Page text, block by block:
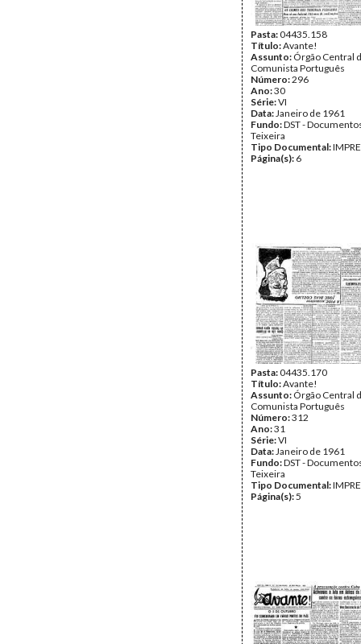
Pasta:04435.158
Título:Avante!
Assunto: Órgão Central
Comunista Português
Número:296
Ano:30
Série:VI
Data:Janeiro de 1961
Fundo:DST -
Teixeira
Tipo Documental:
Página(s): 6
Pasta:04435.170
Título:Avante!
Assunto: Órgão Central
Comunista Português
Número:312
Ano:31
Série:VI
Data:Janeiro de 1961
Fundo:DST -
Teixeira
Tipo Documental:
Página(s):5